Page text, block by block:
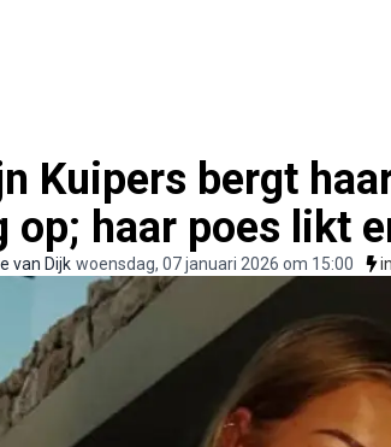
Kuipers bergt
op; haar poes likt
van Dijk woensdag, 07 januari 2026 om 15:00